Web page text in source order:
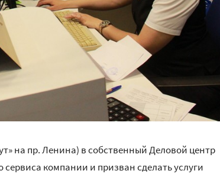
на пр. Ленина) в собственный Деловой центр
компании и призван сделать услуги